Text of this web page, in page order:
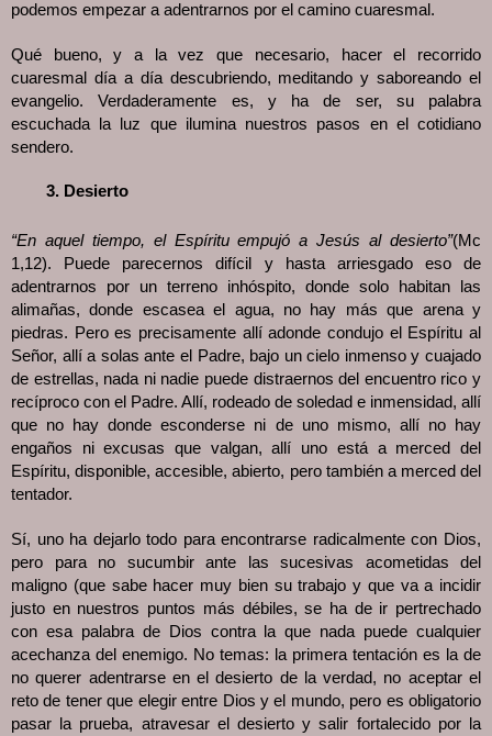
podemos empezar a adentrarnos por el camino cuaresmal.
Qué bueno, y a la vez que necesario, hacer el recorrido
cuaresmal día a día descubriendo, meditando y saboreando el
evangelio. Verdaderamente es, y ha de ser, su palabra
escuchada la luz que ilumina nuestros pasos en el cotidiano
sendero.
Desierto
“En aquel tiempo, el Espíritu empujó a Jesús al desierto”(Mc
1,12). Puede parecernos difícil y hasta arriesgado eso de
adentrarnos por un terreno inhóspito, donde solo habitan las
alimañas, donde escasea el agua, no hay más que arena y
piedras. Pero es precisamente allí adonde condujo el Espíritu al
Señor, allí a solas ante el Padre, bajo un cielo inmenso y cuajado
de estrellas, nada ni nadie puede distraernos del encuentro rico y
recíproco con el Padre. Allí, rodeado de soledad e inmensidad, allí
que no hay donde esconderse ni de uno mismo, allí no hay
engaños ni excusas que valgan, allí uno está a merced del
Espíritu, disponible, accesible, abierto, pero también a merced del
tentador.
Sí, uno ha dejarlo todo para encontrarse radicalmente con Dios,
pero para no sucumbir ante las sucesivas acometidas del
maligno (que sabe hacer muy bien su trabajo y que va a incidir
justo en nuestros puntos más débiles, se ha de ir pertrechado
con esa palabra de Dios contra la que nada puede cualquier
acechanza del enemigo. No temas: la primera tentación es la de
no querer adentrarse en el desierto de la verdad, no aceptar el
reto de tener que elegir entre Dios y el mundo, pero es obligatorio
pasar la prueba, atravesar el desierto y salir fortalecido por la